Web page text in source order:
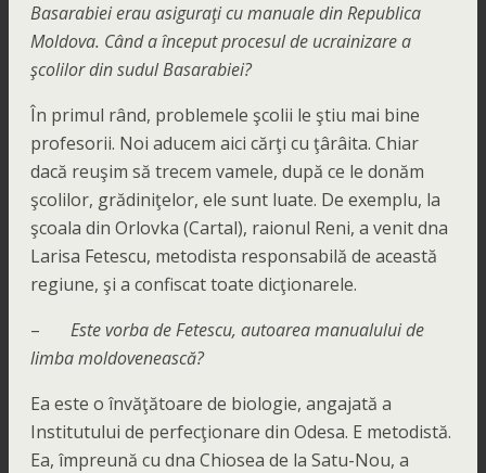
Basarabiei erau asiguraţi cu manuale din Republica
Moldova. Când a început procesul de ucrainizare a
şcolilor din sudul Basarabiei?
În primul rând, problemele şcolii le ştiu mai bine
profesorii. Noi aducem aici cărţi cu ţârâita. Chiar
dacă reuşim să trecem vamele, după ce le donăm
şcolilor, grădiniţelor, ele sunt luate. De exemplu, la
şcoala din Orlovka (Cartal), raionul Reni, a venit dna
Larisa Fetescu, metodista responsabilă de această
regiune, şi a confiscat toate dicţionarele.
– Este vorba de Fetescu, autoarea manualului de
limba moldovenească?
Ea este o învăţătoare de biologie, angajată a
Institutului de perfecţionare din Odesa. E metodistă.
Ea, împreună cu dna Chiosea de la Satu-Nou, a